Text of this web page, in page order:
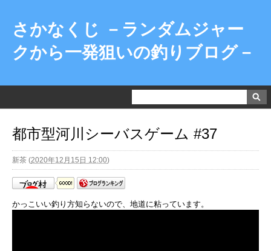
さかなくじ －ランダムジャー
クから一発狙いの釣りブログ－
都市型河川シーバスゲーム #37
新茶 (2020年12月15日 12:00)
かっこいい釣り方知らないので、地道に粘っています。